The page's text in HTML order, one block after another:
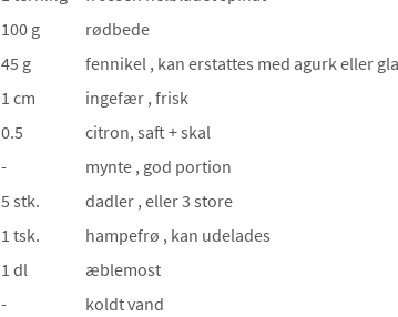
100 g
rødbede
45 g
fennikel , kan erstattes med agurk eller
1 cm
ingefær , frisk
0.5
citron, saft + skal
-
mynte , god portion
5 stk.
dadler , eller 3 store
1 tsk.
hampefrø , kan udelades
1 dl
æblemost
-
koldt vand